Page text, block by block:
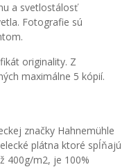
a svetlostálosť
Fotografie sú
originality. Z
maximálne 5 kópií.
značky Hahnemühle
plátna ktoré spĺňajú
400g/m2, je 100%